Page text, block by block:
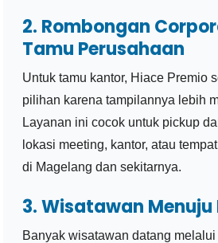
2. Rombongan
Tamu Perusahaan
Untuk tamu kantor, Hiace Premio
pilihan karena tampilannya lebih
Layanan ini cocok untuk pickup
lokasi meeting, kantor, atau
di Magelang dan sekitarnya.
3. Wisatawan
Banyak wisatawan datang melalui